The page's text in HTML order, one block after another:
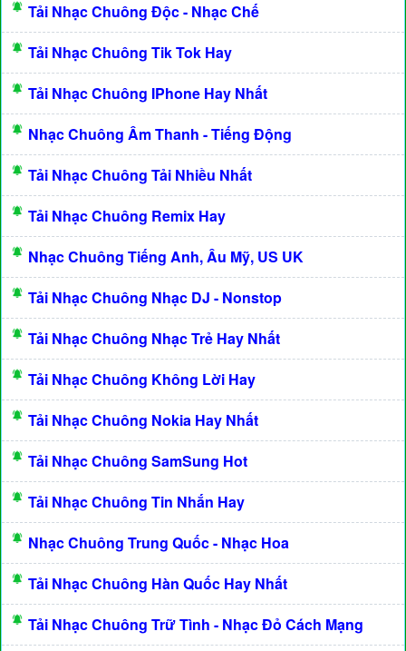
Tải Nhạc Chuông Độc - Nhạc Chế
Tải Nhạc Chuông Tik Tok Hay
Tải Nhạc Chuông IPhone Hay Nhất
Nhạc Chuông Âm Thanh - Tiếng Động
Tải Nhạc Chuông Tải Nhiều Nhất
Tải Nhạc Chuông Remix Hay
Nhạc Chuông Tiếng Anh, Âu Mỹ, US UK
Tải Nhạc Chuông Nhạc DJ - Nonstop
Tải Nhạc Chuông Nhạc Trẻ Hay Nhất
Tải Nhạc Chuông Không Lời Hay
Tải Nhạc Chuông Nokia Hay Nhất
Tải Nhạc Chuông SamSung Hot
Tải Nhạc Chuông Tin Nhắn Hay
Nhạc Chuông Trung Quốc - Nhạc Hoa
Tải Nhạc Chuông Hàn Quốc Hay Nhất
Tải Nhạc Chuông Trữ Tình - Nhạc Đỏ Cách Mạng